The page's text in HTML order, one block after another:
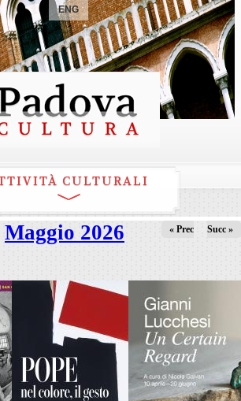
ENG
CULTURALI
Maggio 2026 « Prec Succ »